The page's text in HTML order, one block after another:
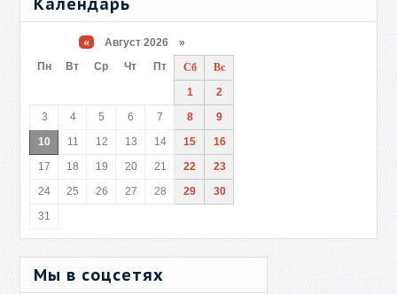
« Август 2026 »
Пн
Вт Ср Чт Пт Сб
Вс
1
2
3
4 5 6 7 8
9
10
11 12 13 14 15
16
17
18 19 20 21 22
23
24
25 26 27 28 29
30
31
Мы в соцсетях